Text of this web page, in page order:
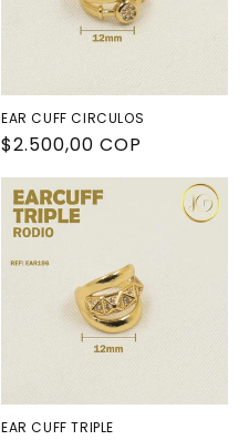
EAR CUFF CIRCULOS
Precio
habitual
$2.500,00 COP
EAR CUFF TRIPLE